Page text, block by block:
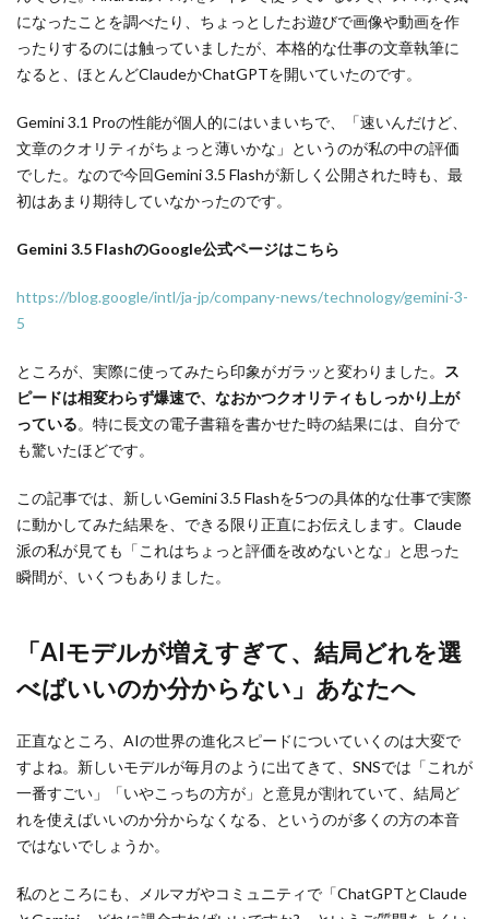
になったことを調べたり、ちょっとしたお遊びで画像や動画を作
ったりするのには触っていましたが、本格的な仕事の文章執筆に
なると、ほとんどClaudeかChatGPTを開いていたのです。
Gemini 3.1 Proの性能が個人的にはいまいちで、「速いんだけど、
文章のクオリティがちょっと薄いかな」というのが私の中の評価
でした。なので今回Gemini 3.5 Flashが新しく公開された時も、最
初はあまり期待していなかったのです。
Gemini 3.5 FlashのGoogle公式ページはこちら
https://blog.google/intl/ja-jp/company-news/technology/gemini-3-
5
ところが、実際に使ってみたら印象がガラッと変わりました。 ス
ピードは相変わらず爆速で、なおかつクオリティもしっかり上が
っている。特に長文の電子書籍を書かせた時の結果には、自分で
も驚いたほどです。
この記事では、新しいGemini 3.5 Flashを5つの具体的な仕事で実際
に動かしてみた結果を、できる限り正直にお伝えします。Claude
派の私が見ても「これはちょっと評価を改めないとな」と思った
瞬間が、いくつもありました。
「AIモデルが増えすぎて、結局どれを選
べばいいのか分からない」あなたへ
正直なところ、AIの世界の進化スピードについていくのは大変で
すよね。新しいモデルが毎月のように出てきて、SNSでは「これが
一番すごい」「いやこっちの方が」と意見が割れていて、結局ど
れを使えばいいのか分からなくなる、というのが多くの方の本音
ではないでしょうか。
私のところにも、メルマガやコミュニティで「ChatGPTとClaude